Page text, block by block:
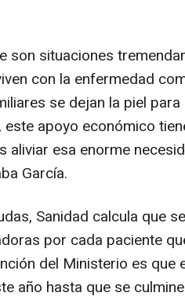
son situaciones
con la enfermedad
se dejan la piel
este apoyo económico
aliviar esa enorme
García.
Sanidad calcula que
por cada paciente
del Ministerio es
año hasta que se